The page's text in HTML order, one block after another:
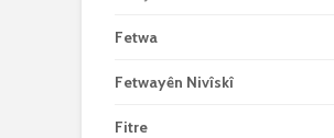
Fetwa
Fetwayên Nivîskî
Fitre